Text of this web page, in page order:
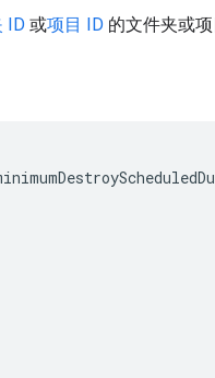
ID 或项目 ID 的文件夹或